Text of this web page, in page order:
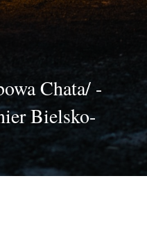
Chata/ -
Bielsko-